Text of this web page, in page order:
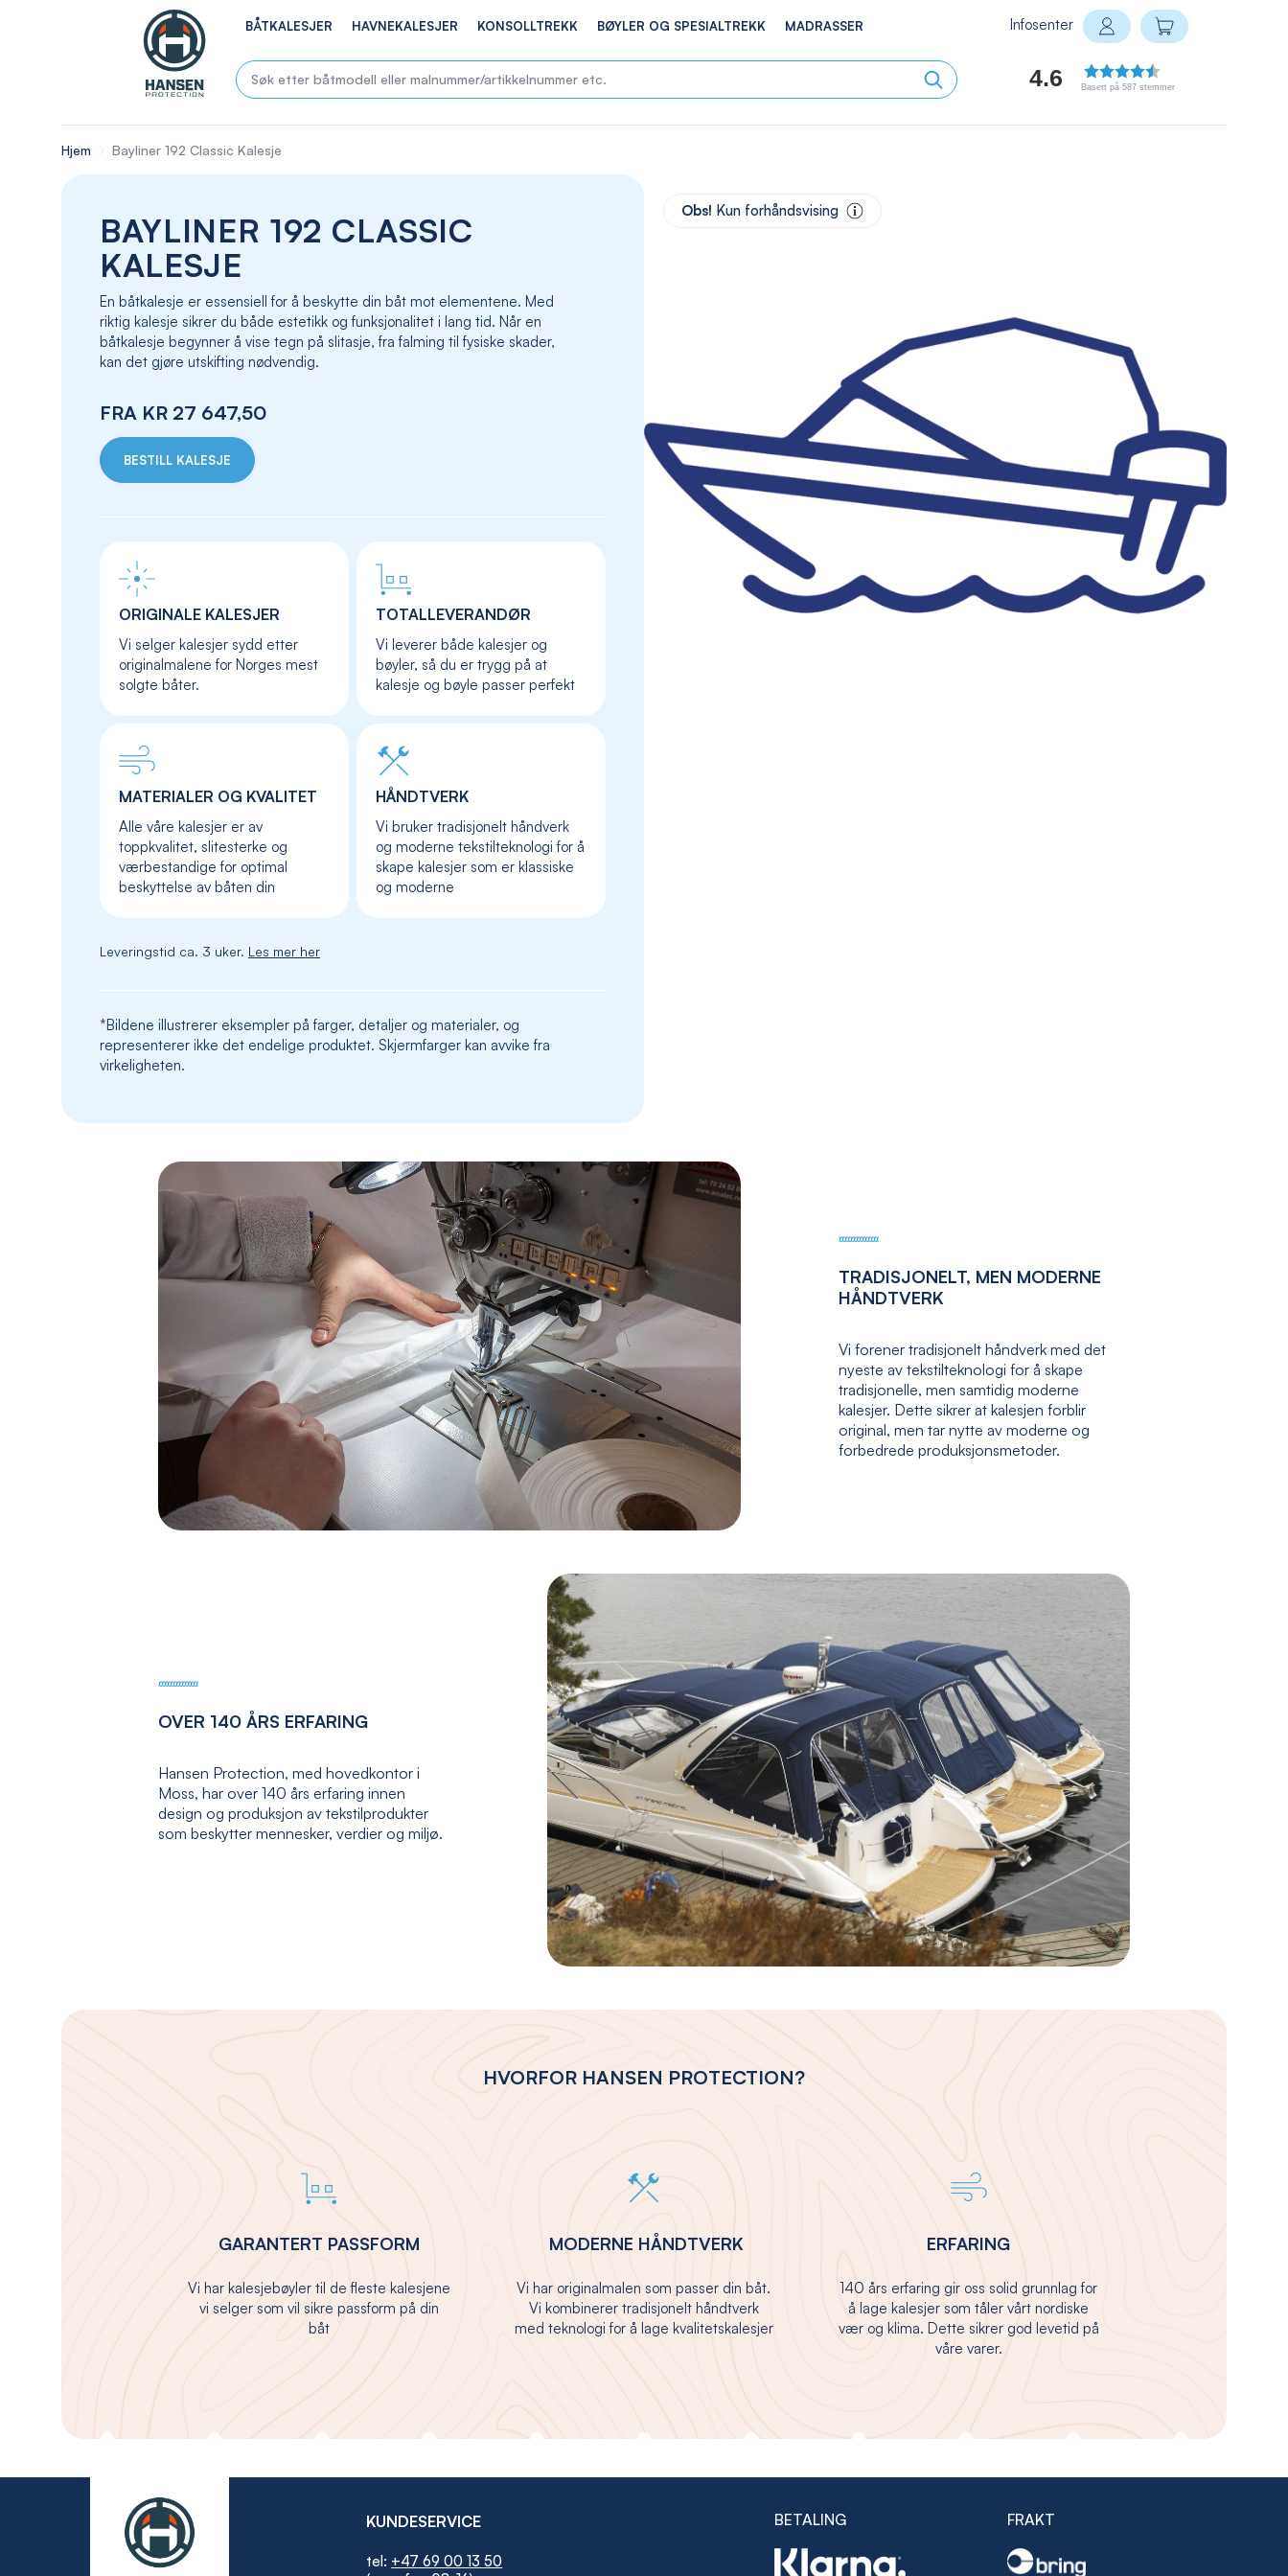
BÅTKALESJER HAVNEKALESJER KONSOLLTREKK BØYLER OG SPESIALTREKK MADRASSER
4.6 Basert på 587 stemmer
Infosenter
Logg inn
Min handlekurv
Hjem Bayliner 192 Classic Kalesje
BAYLINER 192 CLASSIC
KALESJE
En båtkalesje er essensiell for å beskytte din båt mot elementene. Med
riktig kalesje sikrer du både estetikk og funksjonalitet i lang tid. Når en
båtkalesje begynner å vise tegn på slitasje, fra falming til fysiske skader,
kan det gjøre utskifting nødvendig.
FRA KR 27 647,50
BESTILL KALESJE
ORIGINALE KALESJER
Vi selger kalesjer sydd etter
originalmalene for Norges mest
solgte båter.
TOTALLEVERANDØR
Vi leverer både kalesjer og
bøyler, så du er trygg på at
kalesje og bøyle passer perfekt
MATERIALER OG KVALITET
Alle våre kalesjer er av
toppkvalitet, slitesterke og
værbestandige for optimal
beskyttelse av båten din
HÅNDTVERK
Vi bruker tradisjonelt håndverk
og moderne tekstilteknologi for å
skape kalesjer som er klassiske
og moderne
Leveringstid ca. 3 uker. Les mer her
*Bildene illustrerer eksempler på farger, detaljer og materialer, og
representerer ikke det endelige produktet. Skjermfarger kan avvike fra
virkeligheten.
Obs! Kun forhåndsvising
TRADISJONELT, MEN MODERNE
HÅNDTVERK
Vi forener tradisjonelt håndverk med det
nyeste av tekstilteknologi for å skape
tradisjonelle, men samtidig moderne
kalesjer. Dette sikrer at kalesjen forblir
original, men tar nytte av moderne og
forbedrede produksjonsmetoder.
OVER 140 ÅRS ERFARING
Hansen Protection, med hovedkontor i
Moss, har over 140 års erfaring innen
design og produksjon av tekstilprodukter
som beskytter mennesker, verdier og miljø.
HVORFOR HANSEN PROTECTION?
GARANTERT PASSFORM
Vi har kalesjebøyler til de fleste kalesjene
vi selger som vil sikre passform på din
båt
MODERNE HÅNDTVERK
Vi har originalmalen som passer din båt.
Vi kombinerer tradisjonelt håndtverk
med teknologi for å lage kvalitetskalesjer
ERFARING
140 års erfaring gir oss solid grunnlag for
å lage kalesjer som tåler vårt nordiske
vær og klima. Dette sikrer god levetid på
våre varer.
KUNDESERVICE
tel: +47 69 00 13 50
BETALING FRAKT